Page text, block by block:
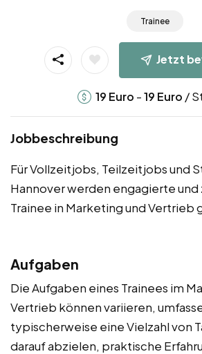
Trainee
Jetzt
19 Euro -19 Euro /
Jobbeschreibung
Für Vollzeitjobs, Teilzeitjobs und
Hannover werden engagierte und
Trainee in Marketing und Vertrieb
Aufgaben
Die Aufgaben eines Trainees im
Vertrieb können variieren,
typischerweise eine Vielzahl von
darauf abzielen, praktische